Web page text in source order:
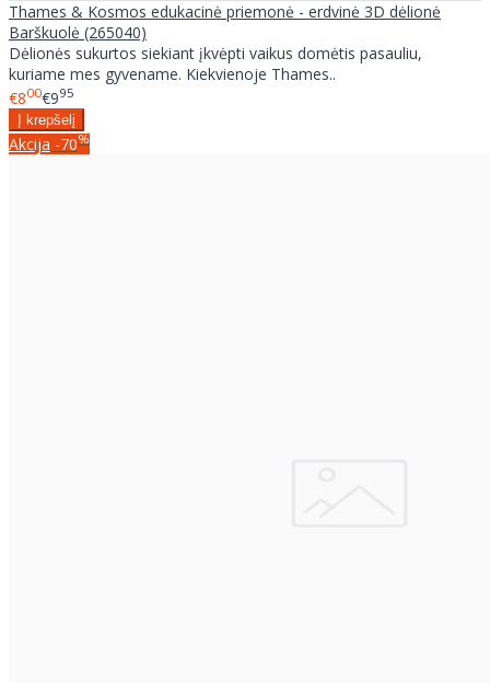
Thames & Kosmos edukacinė priemonė - erdvinė 3D dėlionė
Barškuolė (265040)
Dėlionės sukurtos siekiant įkvėpti vaikus domėtis pasauliu,
kuriame mes gyvename. Kiekvienoje Thames..
€800€995
Akcija -70%